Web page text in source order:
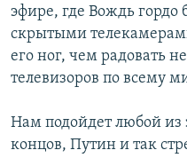
эфире, где Вождь гордо
скрытыми
его ног, чем радовать
телевизоров по всему
Нам подойдет любой из
концов, Путин и так